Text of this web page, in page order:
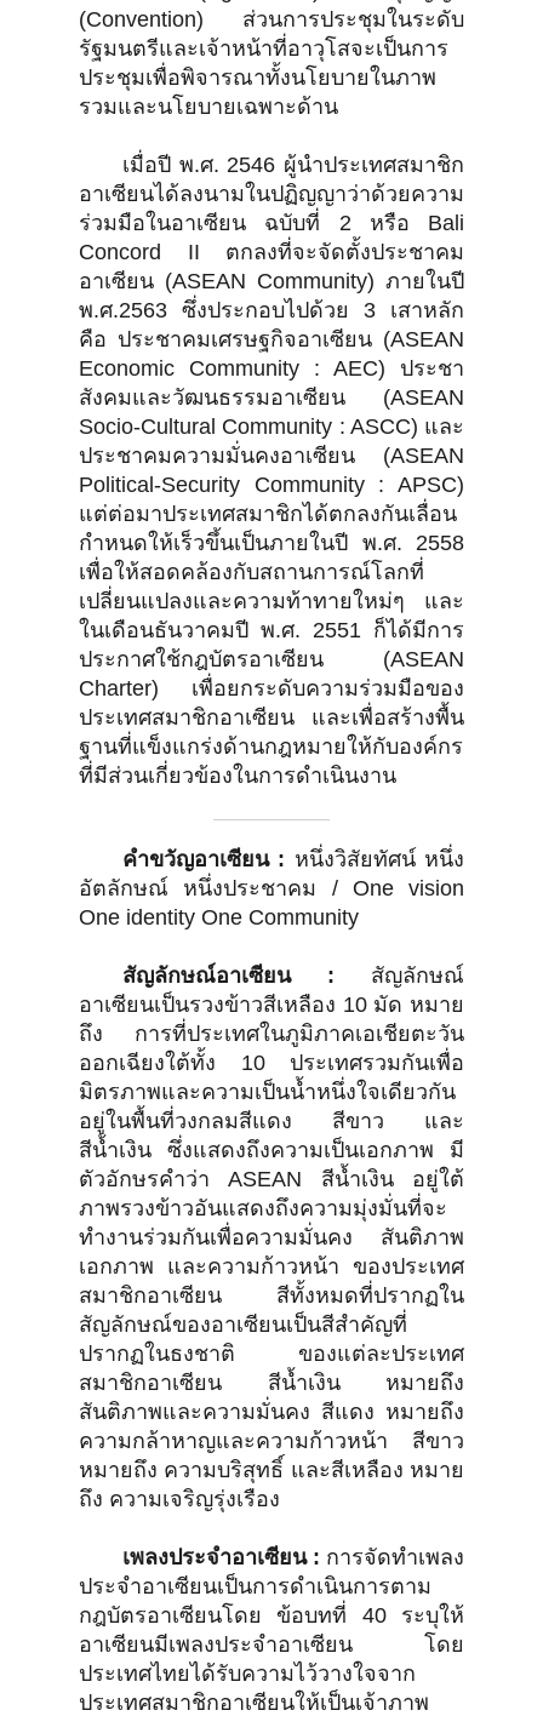
(Convention) ส่วนการประชุมในระดับ
รัฐมนตรีและเจ้าหน้าที่อาวุโสจะเป็นการ
ประชุมเพื่อพิจารณาทั้งนโยบายในภาพ
รวมและนโยบายเฉพาะด้าน
เมื่อปี พ.ศ. 2546 ผู้นำประเทศสมาชิก
อาเซียนได้ลงนามในปฏิญญาว่าด้วยความ
ร่วมมือในอาเซียน ฉบับที่ 2 หรือ Bali
Concord II ตกลงที่จะจัดตั้งประชาคม
อาเซียน (ASEAN Community) ภายในปี
พ.ศ.2563 ซึ่งประกอบไปด้วย 3 เสาหลัก
คือ ประชาคมเศรษฐกิจอาเซียน (ASEAN
Economic Community : AEC) ประชา
สังคมและวัฒนธรรมอาเซียน (ASEAN
Socio-Cultural Community : ASCC) และ
ประชาคมความมั่นคงอาเซียน (ASEAN
Political-Security Community : APSC)
แต่ต่อมาประเทศสมาชิกได้ตกลงกันเลื่อน
กำหนดให้เร็วขึ้นเป็นภายในปี พ.ศ. 2558
เพื่อให้สอดคล้องกับสถานการณ์โลกที่
เปลี่ยนแปลงและความท้าทายใหม่ๆ และ
ในเดือนธันวาคมปี พ.ศ. 2551 ก็ได้มีการ
ประกาศใช้กฎบัตรอาเซียน (ASEAN
Charter) เพื่อยกระดับความร่วมมือของ
ประเทศสมาชิกอาเซียน และเพื่อสร้างพื้น
ฐานที่แข็งแกร่งด้านกฎหมายให้กับองค์กร
ที่มีส่วนเกี่ยวข้องในการดำเนินงาน
คำขวัญอาเซียน : หนึ่งวิสัยทัศน์ หนึ่ง
อัตลักษณ์ หนึ่งประชาคม / One vision
One identity One Community
สัญลักษณ์อาเซียน : สัญลักษณ์
อาเซียนเป็นรวงข้าวสีเหลือง 10 มัด หมาย
ถึง การที่ประเทศในภูมิภาคเอเชียตะวัน
ออกเฉียงใต้ทั้ง 10 ประเทศรวมกันเพื่อ
มิตรภาพและความเป็นน้ำหนึ่งใจเดียวกัน
อยู่ในพื้นที่วงกลมสีแดง สีขาว และ
สีน้ำเงิน ซึ่งแสดงถึงความเป็นเอกภาพ มี
ตัวอักษรคำว่า ASEAN สีน้ำเงิน อยู่ใต้
ภาพรวงข้าวอันแสดงถึงความมุ่งมั่นที่จะ
ทำงานร่วมกันเพื่อความมั่นคง สันติภาพ
เอกภาพ และความก้าวหน้า ของประเทศ
สมาชิกอาเซียน สีทั้งหมดที่ปรากฏใน
สัญลักษณ์ของอาเซียนเป็นสีสำคัญที่
ปรากฏในธงชาติ ของแต่ละประเทศ
สมาชิกอาเซียน สีน้ำเงิน หมายถึง
สันติภาพและความมั่นคง สีแดง หมายถึง
ความกล้าหาญและความก้าวหน้า สีขาว
หมายถึง ความบริสุทธิ์ และสีเหลือง หมาย
ถึง ความเจริญรุ่งเรือง
เพลงประจำอาเซียน : การจัดทำเพลง
ประจำอาเซียนเป็นการดำเนินการตาม
กฎบัตรอาเซียนโดย ข้อบทที่ 40 ระบุให้
อาเซียนมีเพลงประจำอาเซียน โดย
ประเทศไทยได้รับความไว้วางใจจาก
ประเทศสมาชิกอาเซียนให้เป็นเจ้าภาพ